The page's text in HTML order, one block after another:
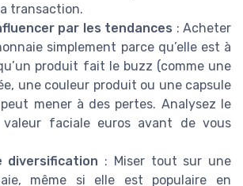
transaction.
par les tendances : Acheter
simplement parce qu’elle est à
produit fait le buzz (comme une
une couleur produit ou une capsule
mener à des pertes. Analysez le
faciale euros avant de vous
diversification : Miser tout sur une
même si elle est populaire en